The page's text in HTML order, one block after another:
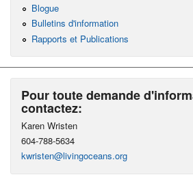
Blogue
Bulletins d'information
Rapports et Publications
Pour toute demande
contactez:
Karen Wristen
604-788-5634
kwristen@livingoceans.org